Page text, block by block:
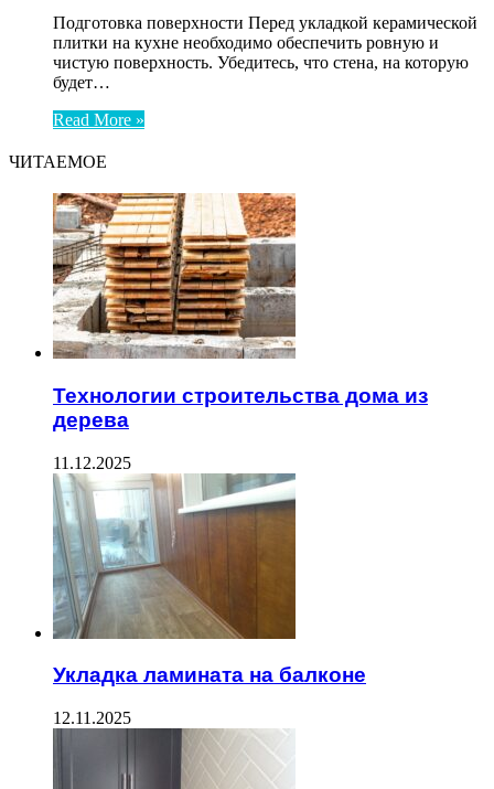
Подготовка поверхности Перед укладкой керамической
плитки на кухне необходимо обеспечить ровную и
чистую поверхность. Убедитесь, что стена, на которую
будет…
Read More »
ЧИТАЕМОЕ
Технологии строительства дома из
дерева
11.12.2025
Укладка ламината на балконе
12.11.2025